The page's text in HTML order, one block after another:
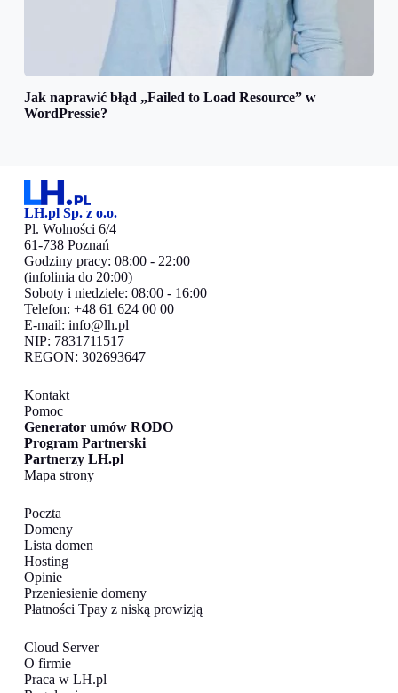
Jak naprawić błąd „Failed to Load Resource” w
WordPressie?
LH.pl Sp. z o.o.
Pl. Wolności 6/4
61-738 Poznań
Godziny pracy: 08:00 - 22:00
(infolinia do 20:00)
Soboty i niedziele: 08:00 - 16:00
Telefon: +48 61 624 00 00
E-mail: info@lh.pl
NIP: 7831711517
REGON: 302693647
Kontakt
Pomoc
Generator umów RODO
Program Partnerski
Partnerzy LH.pl
Mapa strony
Poczta
Domeny
Lista domen
Hosting
Opinie
Przeniesienie domeny
Płatności Tpay z niską prowizją
Cloud Server
O firmie
Praca w LH.pl